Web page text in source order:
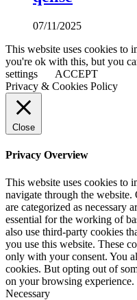
07/11/2025
This website uses cookies to
you're ok with this, but you
settings
ACCEPT
Privacy & Cookies Policy
Close
Privacy Overview
This website uses cookies to
navigate through the website.
are categorized as necessary
essential for the working of
also use third-party cookies
you use this website. These
only with your consent. You
cookies. But opting out of
on your browsing experience.
Necessary